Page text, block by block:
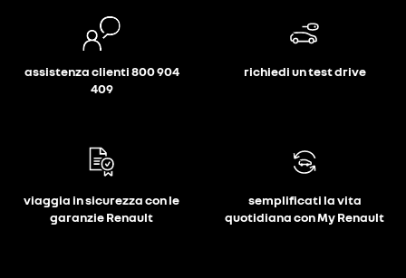
assistenza clienti 800 904
409
richiedi un test drive
viaggia in sicurezza con le
garanzie Renault
semplificati la vita
quotidiana con My Renault